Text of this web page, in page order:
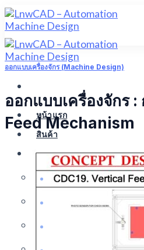
Skip
to
content
หน้าแรก
สินค้า
มุมความรู้
CAD CAM CAE
ออกแบบเครื่องจักร (Machine
ออกแบบเครื่องจักร (Machine Design)
ออกแบบเครื่องจักร
Feed Mechanism